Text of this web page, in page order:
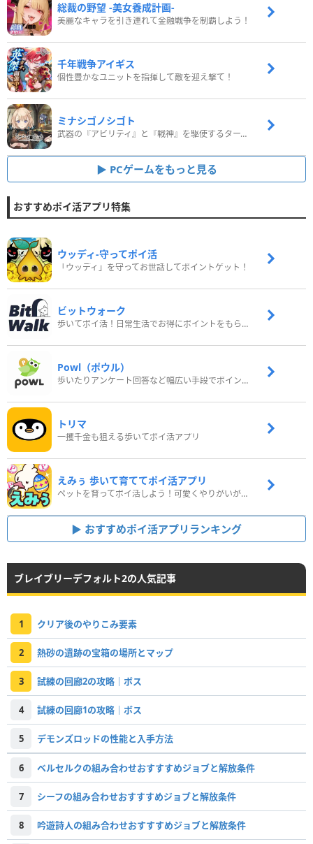
総裁の野望 -美女養成計画-
美麗なキャラを引き連れて金融戦争を制覇しよう！
千年戦争アイギス
個性豊かなユニットを指揮して敵を迎え撃て！
ミナシゴノシゴト
武器の『アビリティ』と『戦神』を駆使するターン制コマンドバトルRPG！
PCゲームをもっと見る
おすすめポイ活アプリ特集
ウッディ‐守ってポイ活
「ウッディ」を守ってお世話してポイントゲット！
ビットウォーク
歩いてポイ活！日常生活でお得にポイントをもらおう
Powl（ポウル）
歩いたりアンケート回答など幅広い手段でポイントをゲット
トリマ
一攫千金も狙える歩いてポイ活アプリ
えみぅ 歩いて育ててポイ活アプリ
ペットを育ってポイ活しよう！可愛くやりがいがある新感覚アプリ
おすすめポイ活アプリランキング
ブレイブリーデフォルト2の人気記事
1 クリア後のやりこみ要素
2 熱砂の遺跡の宝箱の場所とマップ
3 試練の回廊2の攻略｜ボス
4 試練の回廊1の攻略｜ボス
5 デモンズロッドの性能と入手方法
6 ベルセルクの組み合わせおすすすめジョブと解放条件
7 シーフの組み合わせおすすすめジョブと解放条件
8 吟遊詩人の組み合わせおすすすめジョブと解放条件